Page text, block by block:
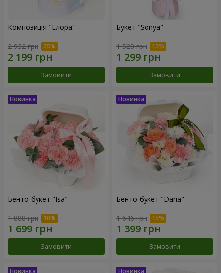
Композиція "Елора"
2 932 грн
Замовити
Букет "Sonya"
1 528 грн
Замовити
Бенто-букет "Isa"
1 888 грн
Замовити
Бенто-букет "Daria"
1 646 грн
Замовити